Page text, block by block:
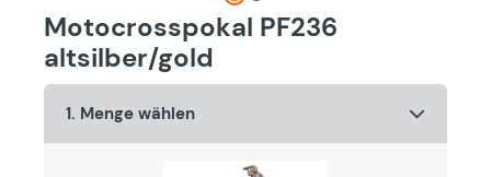
Motocrosspokal PF236
altsilber/gold
1. Menge wählen